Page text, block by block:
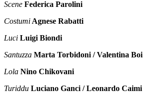
Scene Federica Parolini
Costumi Agnese Rabatti
Luci Luigi Biondi
Santuzza Marta Torbidoni / Valentina Boi
Lola Nino Chikovani
Turiddu Luciano Ganci / Leonardo Caimi